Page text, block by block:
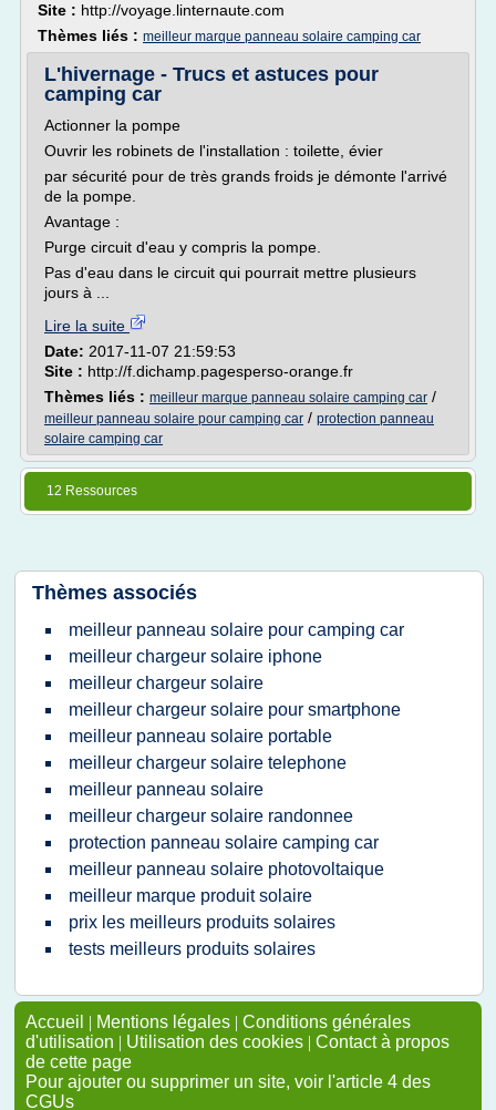
Site : http://voyage.linternaute.com
Thèmes liés : meilleur marque panneau solaire camping car
L'hivernage - Trucs et astuces pour
camping car
Actionner la pompe
Ouvrir les robinets de l'installation : toilette, évier
par sécurité pour de très grands froids je démonte l'arrivé
de la pompe.
Avantage :
Purge circuit d'eau y compris la pompe.
Pas d'eau dans le circuit qui pourrait mettre plusieurs
jours à ...
Lire la suite
Date: 2017-11-07 21:59:53
Site : http://f.dichamp.pagesperso-orange.fr
Thèmes liés : meilleur marque panneau solaire camping car /
meilleur panneau solaire pour camping car / protection panneau
solaire camping car
12 Ressources
Thèmes associés
meilleur panneau solaire pour camping car
meilleur chargeur solaire iphone
meilleur chargeur solaire
meilleur chargeur solaire pour smartphone
meilleur panneau solaire portable
meilleur chargeur solaire telephone
meilleur panneau solaire
meilleur chargeur solaire randonnee
protection panneau solaire camping car
meilleur panneau solaire photovoltaique
meilleur marque produit solaire
prix les meilleurs produits solaires
tests meilleurs produits solaires
Accueil | Mentions légales | Conditions générales
d'utilisation | Utilisation des cookies | Contact à propos
de cette page
Pour ajouter ou supprimer un site, voir l'article 4 des
CGUs